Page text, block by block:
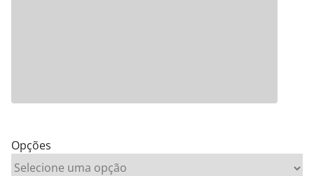
Opções